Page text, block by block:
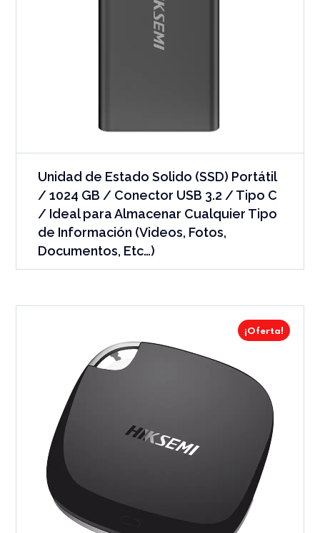
Unidad de Estado Solido (SSD) Portátil
/ 1024 GB / Conector USB 3.2 / Tipo C
/ Ideal para Almacenar Cualquier Tipo
de Información (Videos, Fotos,
Documentos, Etc…)
¡Oferta!